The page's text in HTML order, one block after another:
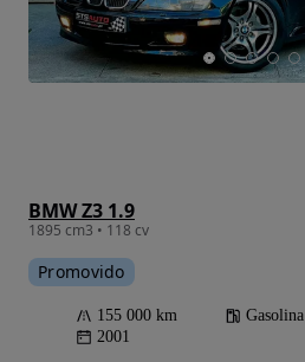
BMW Z3 1.9
1895 cm3 • 118 cv
Promovido
155 000 km Gasolina
2001